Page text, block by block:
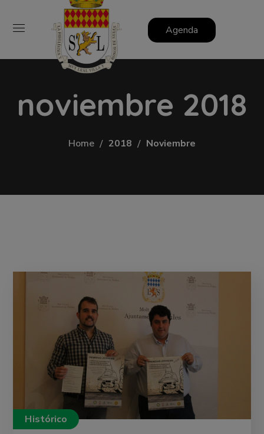
Agenda
noviembre 2018
Home 2018 Noviembre
Histórico